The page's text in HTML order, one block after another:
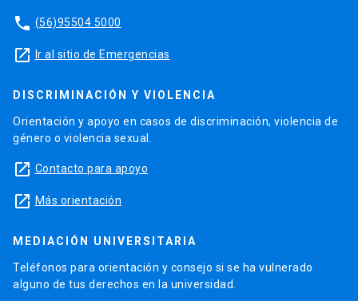
phone (56)95504 5000
launch Ir al sitio de Emergencias
DISCRIMINACIÓN Y VIOLENCIA
Orientación y apoyo en casos de discriminación, violencia de
género o violencia sexual.
launch Contacto para apoyo
launch Más orientación
MEDIACIÓN UNIVERSITARIA
Teléfonos para orientación y consejo si se ha vulnerado
alguno de tus derechos en la universidad.